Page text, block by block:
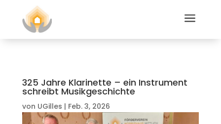
a
325 Jahre Klarinette – ein Instrument
schreibt Musikgeschichte
von UGilles | Feb. 3, 2026